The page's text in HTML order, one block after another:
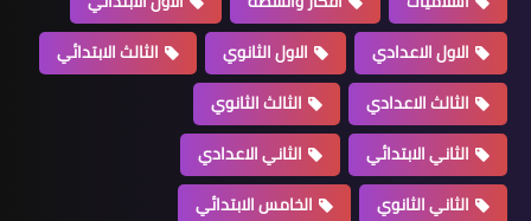
الاول الاعدادي
الاول الثانوي
الثالث الابتدائي
الثالث الاعدادي
الثالث الثانوي
الثاني الابتدائي
الثاني الاعدادي
الثاني الثانوي
الخامس الابتدائي